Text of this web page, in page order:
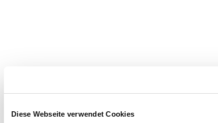
Diese Webseite verwendet Cookies